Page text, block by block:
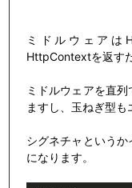
ミドルウェアは
HttpContextを返す
ミドルウェアを直
ますし、玉ねぎ型も
シグネチャという
になります。